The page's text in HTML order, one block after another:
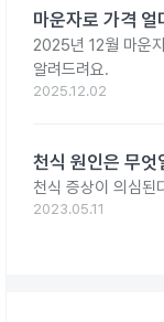
마운자로 가격
2025년 12월 마운
알려드려요.
2025.12.02
천식 원인은 무
천식 증상이 의심
2023.05.11